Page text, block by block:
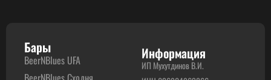
Бары
BeerNBlues UFA
Информация
ИП Мухутдинов В.И.